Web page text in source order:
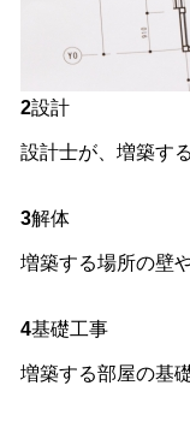
2設計
設計士が、増築す
3解体
増築する場所の壁
4基礎工事
増築する部屋の基